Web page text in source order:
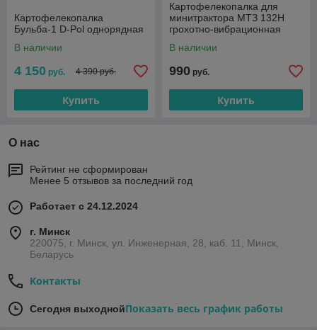
Картофелекопалка
Бульба-1 D-Pol однорядная
В наличии
4 150 руб. 4 390 руб.
Купить
Картофелекопалка для
минитрактора МТЗ 132Н
грохотно-вибрационная
В наличии
990 руб.
Купить
О нас
Рейтинг не сформирован
Менее 5 отзывов за последний год
Работает с 24.12.2024
г. Минск
220075, г. Минск, ул. Инженерная, 28, каб. 11, Минск,
Беларусь
Контакты
Сегодня выходнойПоказать весь график работы